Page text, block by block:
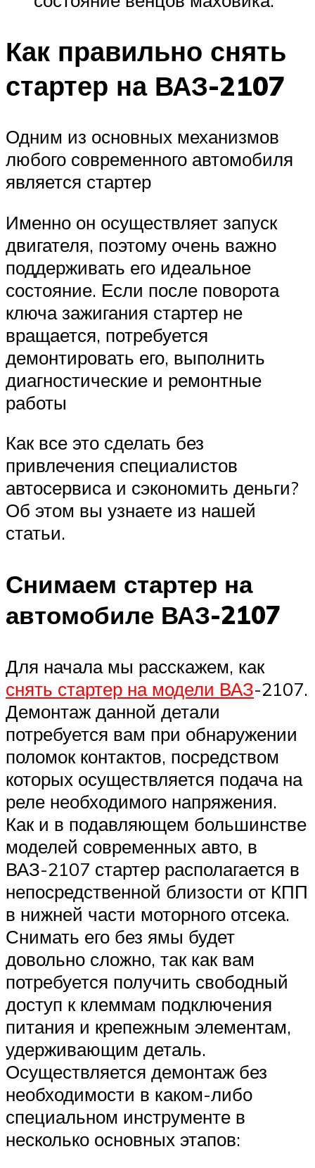
Как правильно снять
стартер на ВАЗ-2107
Одним из основных механизмов
любого современного автомобиля
является стартер
Именно он осуществляет запуск
двигателя, поэтому очень важно
поддерживать его идеальное
состояние. Если после поворота
ключа зажигания стартер не
вращается, потребуется
демонтировать его, выполнить
диагностические и ремонтные
работы
Как все это сделать без
привлечения специалистов
автосервиса и сэкономить деньги?
Об этом вы узнаете из нашей
статьи.
Снимаем стартер на
автомобиле ВАЗ-2107
Для начала мы расскажем, как
снять стартер на модели ВАЗ-2107.
Демонтаж данной детали
потребуется вам при обнаружении
поломок контактов, посредством
которых осуществляется подача на
реле необходимого напряжения.
Как и в подавляющем большинстве
моделей современных авто, в
ВАЗ-2107 стартер располагается в
непосредственной близости от КПП
в нижней части моторного отсека.
Снимать его без ямы будет
довольно сложно, так как вам
потребуется получить свободный
доступ к клеммам подключения
питания и крепежным элементам,
удерживающим деталь.
Осуществляется демонтаж без
необходимости в каком-либо
специальном инструменте в
несколько основных этапов: